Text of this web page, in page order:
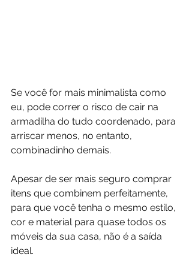
Se você for mais minimalista como
eu, pode correr o risco de cair na
armadilha do tudo coordenado, para
arriscar menos, no entanto,
combinadinho demais.
Apesar de ser mais seguro comprar
itens que combinem perfeitamente,
para que você tenha o mesmo estilo,
cor e material para quase todos os
móveis da sua casa, não é a saída
ideal.